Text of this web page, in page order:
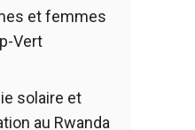
et femmes
Vert
solaire et
au Rwanda